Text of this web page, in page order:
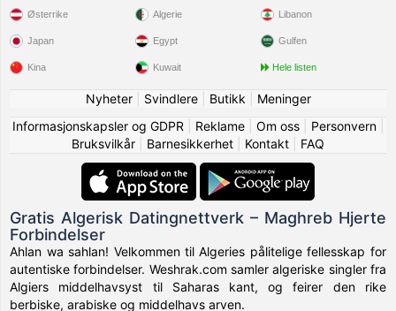
Østerrike
Japan
Kina
Algerie
Egypt
Kuwait
Libanon
Gulfen
Hele listen
Nyheter| Svindlere| Butikk
Meninger
Informasjonskapsler og GDPR
Reklame| Om oss| Personvern|
Bruksvilkår
Barnesikkerhet Kontakt FAQ
Gratis Algerisk Datingnettverk – Maghreb Hjerte
Forbindelser
Ahlan wa sahlan! Velkommen til Algeries pålitelige fellesskap for
autentiske forbindelser. Weshrak.com samler algeriske singler fra
Algiers middelhavsyst til Saharas kant, og feirer den rike
berbiske, arabiske og middelhavs arven.